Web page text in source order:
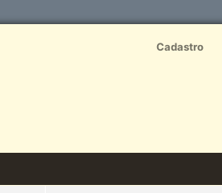
Cadastro